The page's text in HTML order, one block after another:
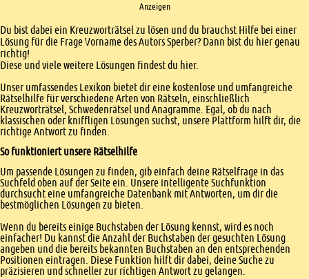
Anzeigen
Einleitung
Du bist dabei ein Kreuzworträtsel zu lösen und du brauchst Hilfe bei einer
Lösung für die Frage Vorname des Autors Sperber? Dann bist du hier genau
richtig!
Diese und viele weitere Lösungen findest du hier.
Unser umfassendes Lexikon bietet dir eine kostenlose und umfangreiche
Rätselhilfe für verschiedene Arten von Rätseln, einschließlich
Kreuzworträtsel, Schwedenrätsel und Anagramme. Egal, ob du nach
klassischen oder kniffligen Lösungen suchst, unsere Plattform hilft dir, die
richtige Antwort zu finden.
So funktioniert unsere Rätselhilfe
Um passende Lösungen zu finden, gib einfach deine Rätselfrage in das
Suchfeld oben auf der Seite ein. Unsere intelligente Suchfunktion
durchsucht eine umfangreiche Datenbank mit Antworten, um dir die
bestmöglichen Lösungen zu bieten.
Wenn du bereits einige Buchstaben der Lösung kennst, wird es noch
einfacher! Du kannst die Anzahl der Buchstaben der gesuchten Lösung
angeben und die bereits bekannten Buchstaben an den entsprechenden
Positionen eintragen. Diese Funktion hilft dir dabei, deine Suche zu
präzisieren und schneller zur richtigen Antwort zu gelangen.